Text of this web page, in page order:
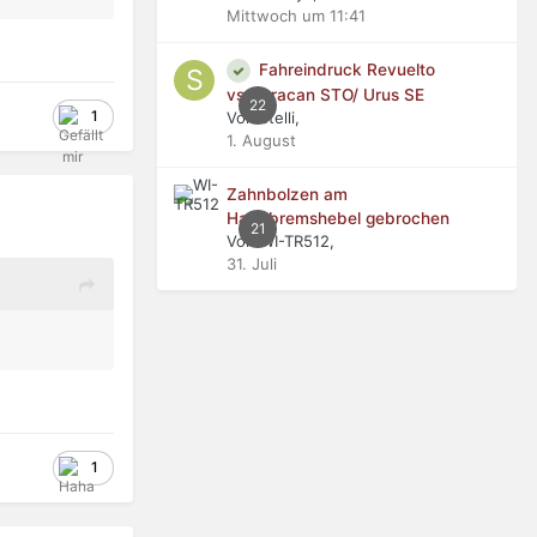
1
1
Mittwoch um 11:41
22
Fahreindruck Revuelto
vs Huracan STO/ Urus SE
Von stelli,
1. August
21
Zahnbolzen am
Handbremshebel gebrochen
Von WI-TR512,
31. Juli